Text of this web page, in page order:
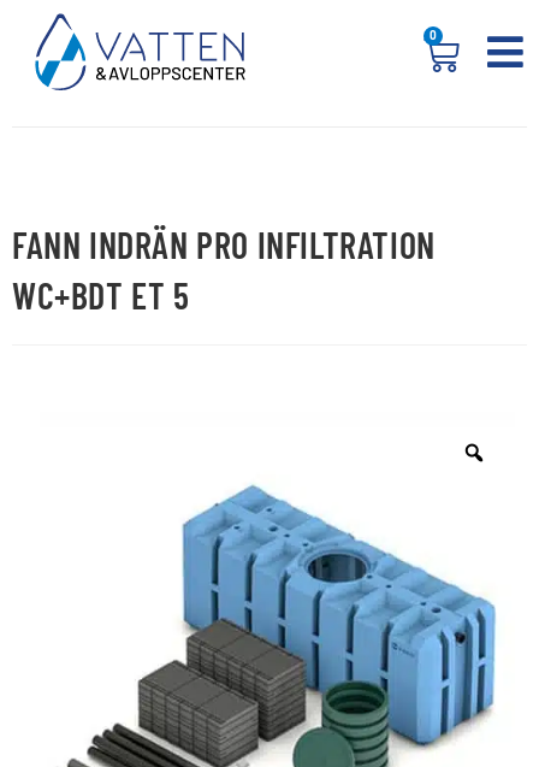
0
FANN INDRÄN PRO INFILTRATION
WC+BDT ET 5